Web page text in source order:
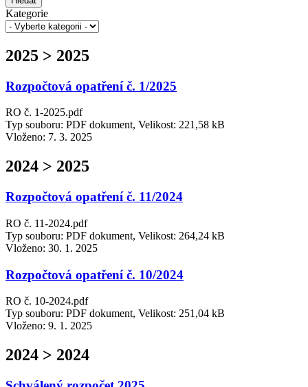
Kategorie
2025 > 2025
Rozpočtová opatření č. 1/2025
RO č. 1-2025.pdf
Typ souboru: PDF dokument, Velikost: 221,58 kB
Vloženo: 7. 3. 2025
2024 > 2025
Rozpočtová opatření č. 11/2024
RO č. 11-2024.pdf
Typ souboru: PDF dokument, Velikost: 264,24 kB
Vloženo: 30. 1. 2025
Rozpočtová opatření č. 10/2024
RO č. 10-2024.pdf
Typ souboru: PDF dokument, Velikost: 251,04 kB
Vloženo: 9. 1. 2025
2024 > 2024